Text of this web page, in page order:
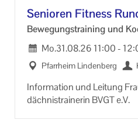
Se­nio­ren Fit­ness
Be­we­gungs­trai­ning und
Mo.31.08.26 11:00-
Pfarr­heim Lin­den­berg
In­for­ma­ti­on und Lei­tung
däch­nis­trai­ne­rin BVGT e.V.